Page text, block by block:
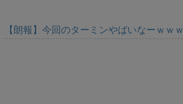
【朗報】今回のターミンやばいなーｗｗｗ